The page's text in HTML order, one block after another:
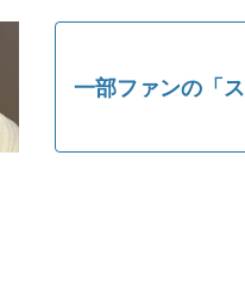
一部ファンの「